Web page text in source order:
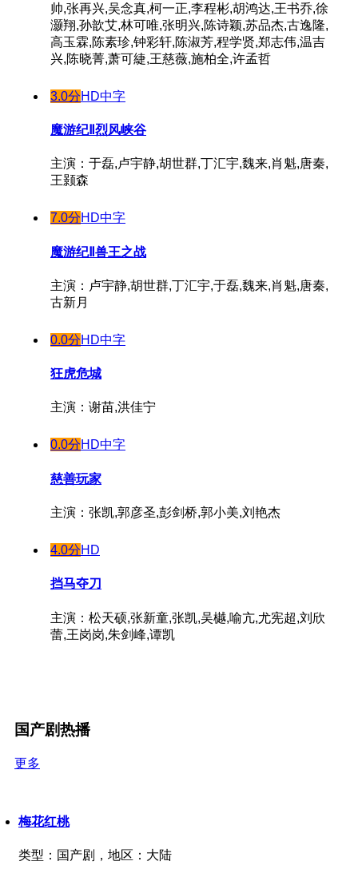
帅,张再兴,吴念真,柯一正,李程彬,胡鸿达,王书乔,徐
灏翔,孙歆艾,林可唯,张明兴,陈诗颖,苏品杰,古逸隆,
高玉霖,陈素珍,钟彩轩,陈淑芳,程学贤,郑志伟,温吉
兴,陈晓菁,萧可緁,王慈薇,施柏全,许孟哲
3.0分HD中字
魔游纪Ⅱ烈风峡谷
主演：于磊,卢宇静,胡世群,丁汇宇,魏来,肖魁,唐秦,
王颢森
7.0分HD中字
魔游纪Ⅱ兽王之战
主演：卢宇静,胡世群,丁汇宇,于磊,魏来,肖魁,唐秦,
古新月
0.0分HD中字
狂虎危城
主演：谢苗,洪佳宁
0.0分HD中字
慈善玩家
主演：张凯,郭彦圣,彭剑桥,郭小美,刘艳杰
4.0分HD
挡马夺刀
主演：松天硕,张新童,张凯,吴樾,喻亢,尤宪超,刘欣
蕾,王岗岗,朱剑峰,谭凯
国产剧热播
更多
梅花红桃
类型： 国产剧， 地区： 大陆